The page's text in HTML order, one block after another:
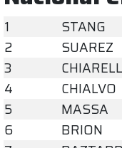
1 STANG
2
SUAREZ
3
4
CHIALVO
5
MASSA
6
BRION